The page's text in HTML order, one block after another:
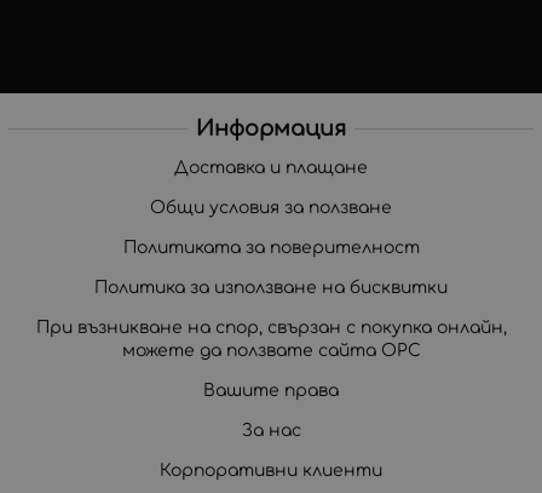
Информация
Доставка и плащане
Общи условия за ползване
Политиката за поверителност
Политика за използване на бисквитки
При възникване на спор, свързан с покупка онлайн,
можете да ползвате сайта ОРС
Вашите права
За нас
Корпоративни клиенти